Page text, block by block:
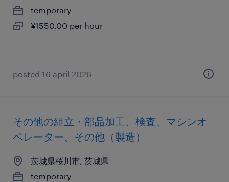
temporary
¥1550.00 per hour
posted 16 april 2026
その他の組立・部品加工、検査、マシンオ
ペレーター、その他（製造）
茨城県桜川市, 茨城県
temporary